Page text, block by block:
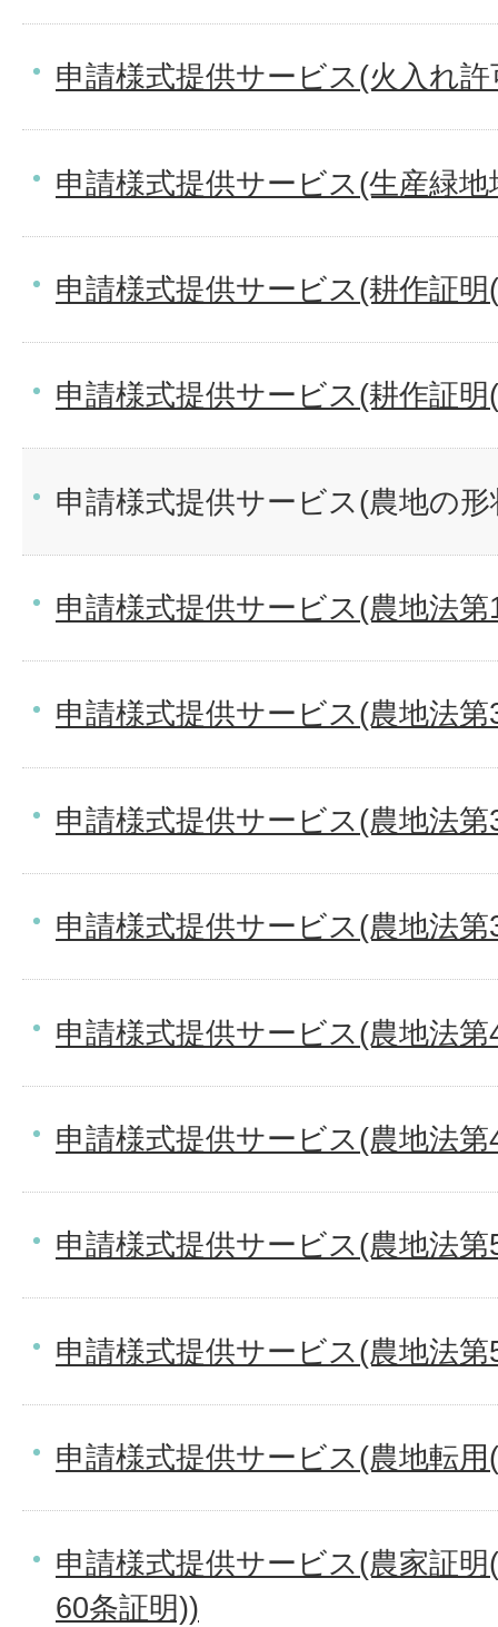
申請様式提供サービス(火入れ
申請様式提供サービス(生産緑
申請様式提供サービス(耕作証
申請様式提供サービス(耕作証
申請様式提供サービス(農地の
申請様式提供サービス(農地法
申請様式提供サービス(農地法
申請様式提供サービス(農地法
申請様式提供サービス(農地法
申請様式提供サービス(農地法第
申請様式提供サービス(農地法
申請様式提供サービス(農地法第
申請様式提供サービス(農地法
申請様式提供サービス(農地転
申請様式提供サービス(農家証
60条証明))